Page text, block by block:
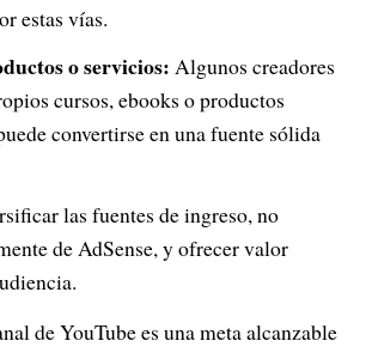
estas vías.
o servicios: Algunos creadores
cursos, ebooks o productos
convertirse en una fuente sólida
las fuentes de ingreso, no
de AdSense, y ofrecer valor
de YouTube es una meta alcanzable